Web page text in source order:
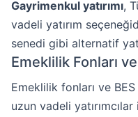
Gayrimenkul yatırımı,
vadeli yatırım
senedi gibi alternatif
Emeklilik Fonları
Emeklilik fonları ve
uzun vadeli